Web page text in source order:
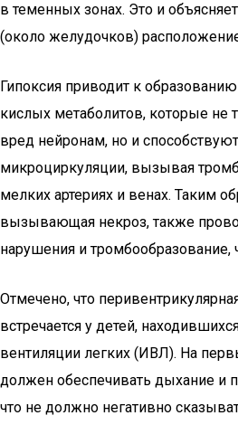
в теменных зонах. Это и
(около желудочков)
Гипоксия приводит к
кислых метаболитов, которые не
вред нейронам, но и
микроциркуляции, вызывая
мелких артериях и венах. Таким
вызывающая некроз, также
нарушения и тромбообразование,
Отмечено, что
встречается у детей,
вентиляции легких (ИВЛ). На
должен обеспечивать дыхание и
что не должно негативно